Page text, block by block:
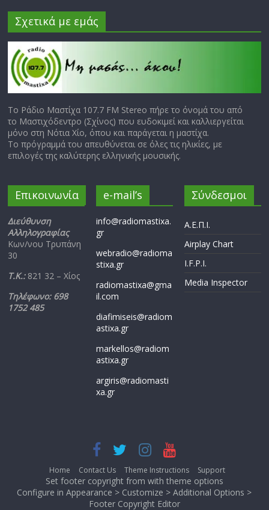
Σχετικά με εμάς
Το Ράδιο Μαστίχα 107.7 FM Stereo πήρε το όνομά του από
το Μαστιχόδεντρο (Σχίνος) που ευδοκιμεί και καλλιεργείται
μόνο στη Νότια Χίο, όπου και παράγεται η μαστίχα.
Το πρόγραμμά του απευθύνεται σε όλες τις ηλικίες, με
επιλογές της καλύτερης ελληνικής μουσικής.
Επικοινωνία
Διεύθυνση
Αλληλογραφίας
Κων/νου Τρυπάνη
30
Τ.Κ.: 821 32 – Χίος
Τηλέφωνο: 698
1752 485
e-mail’s
info@radiomastixa.
gr
webradio@radioma
stixa.gr
radiomastixa@gma
il.com
diafimiseis@radiom
astixa.gr
markellos@radiom
astixa.gr
argiris@radiomasti
xa.gr
Σύνδεσμοι
Α.Ε.Π.Ι.
Airplay Chart
I.F.P.I.
Media Inspector
Home Contact Us Theme Instructions Support
Set footer copyright from with theme options
Configure in Appearance > Customize > Additional Options >
Footer Copyright Editor